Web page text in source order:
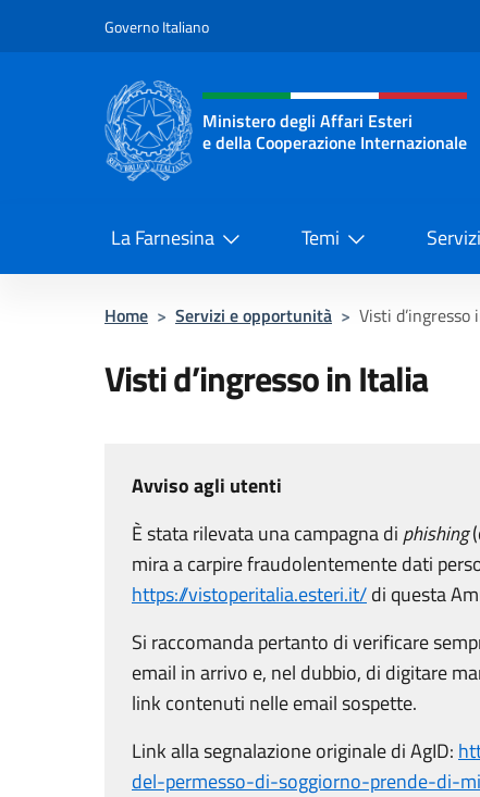
Governo Italiano
Intestazione sito, social e
Ministero degli Affari Esteri
e della Cooperazione Internazionale
La Farnesina Temi
Home > Servizi e opportunità > Visti d’ingresso
Visti d’ingresso in Italia
Avviso agli utenti
È stata rilevata una campagna di phishing
mira a carpire fraudolentemente dati
https://vistoperitalia.esteri.it/di questa
Si raccomanda pertanto di verificare
email in arrivo e, nel dubbio, di digitare
link contenuti nelle email sospette.
Link alla segnalazione originale di AgID:
del-permesso-di-soggiorno-prende-di-